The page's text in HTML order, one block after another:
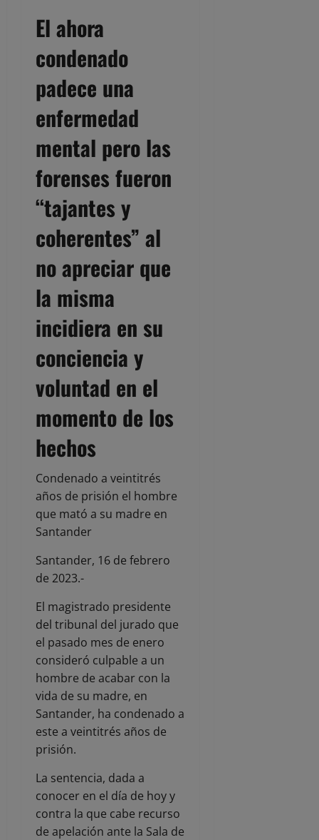
El ahora
condenado
padece una
enfermedad
mental pero las
forenses fueron
“tajantes y
coherentes” al
no apreciar que
la misma
incidiera en su
conciencia y
voluntad en el
momento de los
hechos
Condenado a veintitrés
años de prisión el hombre
que mató a su madre en
Santander
Santander, 16 de febrero
de 2023.-
El magistrado presidente
del tribunal del jurado que
el pasado mes de enero
consideró culpable a un
hombre de acabar con la
vida de su madre, en
Santander, ha condenado a
este a veintitrés años de
prisión.
La sentencia, dada a
conocer en el día de hoy y
contra la que cabe recurso
de apelación ante la Sala de